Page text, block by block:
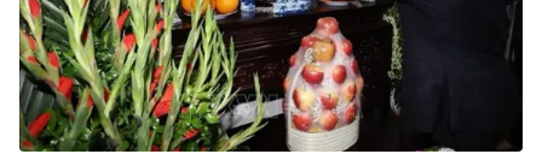
® Cấm sao chép dưới mọi hình thức nếu không có sự chấp
thuận bằng văn bản. Ghi rõ nguồn VTV.vn khi phát hành lại